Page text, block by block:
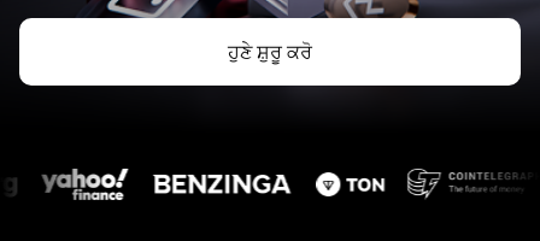
ਹੁਣੇ ਸ਼ੁਰੂ ਕਰੋ